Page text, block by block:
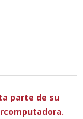
parte de su